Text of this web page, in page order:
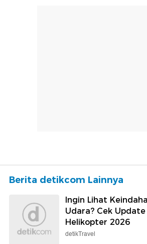
Berita detikcom Lainnya
Ingin Lihat
Udara? Cek
Helikopter 2026
detikTravel